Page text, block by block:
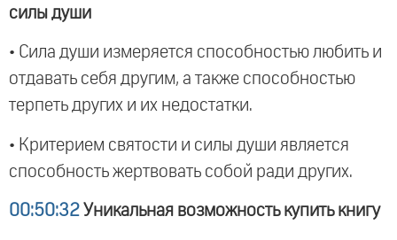
силы души
• Сила души измеряется способностью любить и
отдавать себя другим, а также способностью
терпеть других и их недостатки.
• Критерием святости и силы души является
способность жертвовать собой ради других.
00:50:32 Уникальная возможность купить книгу